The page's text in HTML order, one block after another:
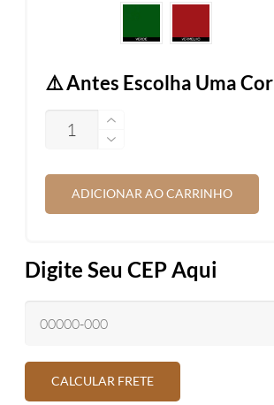
⚠️ Antes Escolha Uma Cor
QUANTIDADE
ADICIONAR AO CARRINHO
Digite Seu CEP Aqui